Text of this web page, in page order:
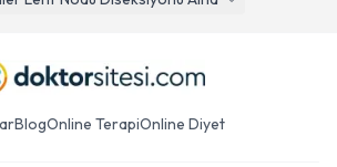
BlogOnline TerapiOnline Diyet